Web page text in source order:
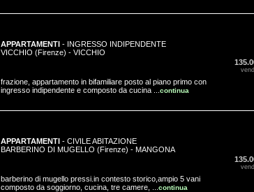
APPARTAMENTI- INGRESSO INDIPENDENTE
VICCHIO (Firenze) - VICCHIO
frazione, appartamento in bifamiliare posto al piano primo con
ingresso indipendente e composto da cucina ... continua
APPARTAMENTI- CIVILE ABITAZIONE
BARBERINO DI MUGELLO (Firenze) - MANGONA
barberino di mugello pressi.in contesto storico,ampio 5 vani
composto da soggiorno, cucina, tre camere, ... continua